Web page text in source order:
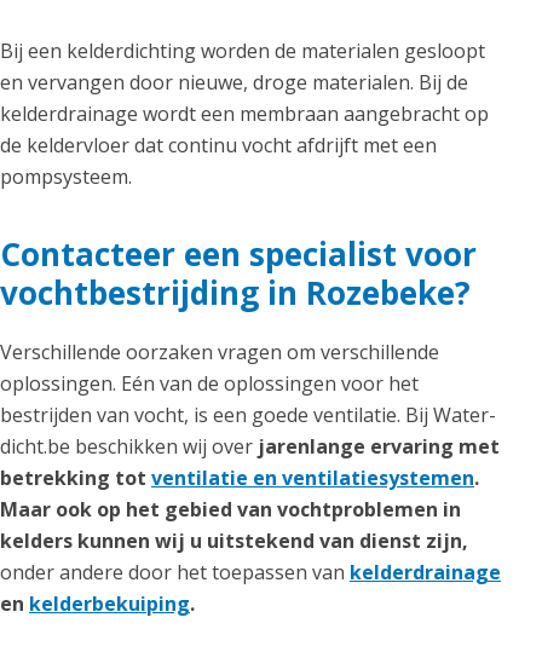
Bij een kelderdichting worden de materialen gesloopt
en vervangen door nieuwe, droge materialen. Bij de
kelderdrainage wordt een membraan aangebracht op
de keldervloer dat continu vocht afdrijft met een
pompsysteem.
Contacteer een specialist voor
vochtbestrijding in Rozebeke?
Verschillende oorzaken vragen om verschillende
oplossingen. Eén van de oplossingen voor het
bestrijden van vocht, is een goede ventilatie. Bij Water-
dicht.be beschikken wij over jarenlange ervaring met
betrekking tot ventilatie en ventilatiesystemen.
Maar ook op het gebied van vochtproblemen in
kelders kunnen wij u uitstekend van dienst zijn,
onder andere door het toepassen van kelderdrainage
en kelderbekuiping.